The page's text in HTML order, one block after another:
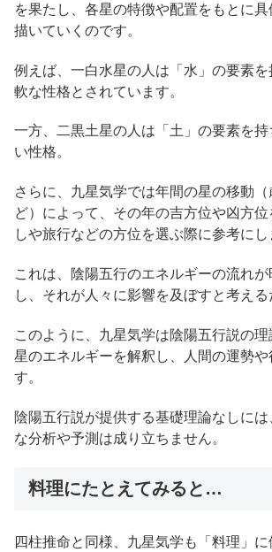
を果たし、各星の特徴や配置をもとに
描いていくのです。
例えば、一白水星の人は「水」の要素
軟な性格とされています。
一方、二黒土星の人は「土」の要素を
い性格。
さらに、九星気学では年間の星の移動
ど）によって、その年の吉方位や凶方
しや旅行などの方位を選ぶ際に参考にし
これは、陰陽五行のエネルギーの流れ
し、それが人々に影響を及ぼすと考える
このように、九星気学は陰陽五行説の
星のエネルギーを解釈し、人間の運勢
す。
陰陽五行説が提供する基礎理論なしに
な分析や予測は成り立ちません。
料理にたとえてみると…
四柱推命と同様、九星気学も「料理」